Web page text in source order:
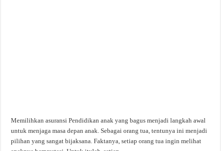
Memilihkan asuransi Pendidikan anak yang bagus menjadi langkah awal
untuk menjaga masa depan anak. Sebagai orang tua, tentunya ini menjadi
pilihan yang sangat bijaksana. Faktanya, setiap orang tua ingin melihat